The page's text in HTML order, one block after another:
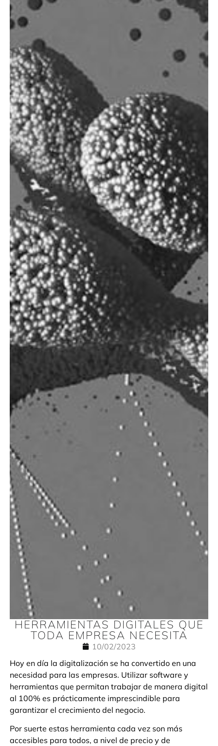
HERRAMIENTAS DIGITALES QUE
TODA EMPRESA NECESITA
10/02/2023
Hoy en día la digitalización se ha convertido en una
necesidad para las empresas. Utilizar software y
herramientas que permitan trabajar de manera digital
al 100% es prácticamente imprescindible para
garantizar el crecimiento del negocio.
Por suerte estas herramienta cada vez son más
accesibles para todos, a nivel de precio y de